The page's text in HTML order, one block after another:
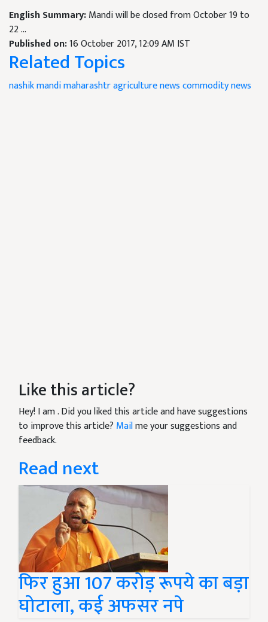
English Summary:Mandi will be closed from October 19 to
22 ...
Published on:16 October 2017, 12:09 AM IST
Related Topics
nashik mandimaharashtr agriculture newscommodity news
Like this article?
Hey! I am. Did you liked this article and have suggestions
to improve this article? Mailme your suggestions and
feedback.
Read next
फिर हुआ 107 करोड़ रूपये का बड़ा
घोटाला, कई अफसर नपे